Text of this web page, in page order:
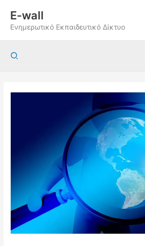
περιεχόμενο
E-wall
Ενημερωτικό Εκπαιδευτικό Δίκτυο
Αναζήτηση